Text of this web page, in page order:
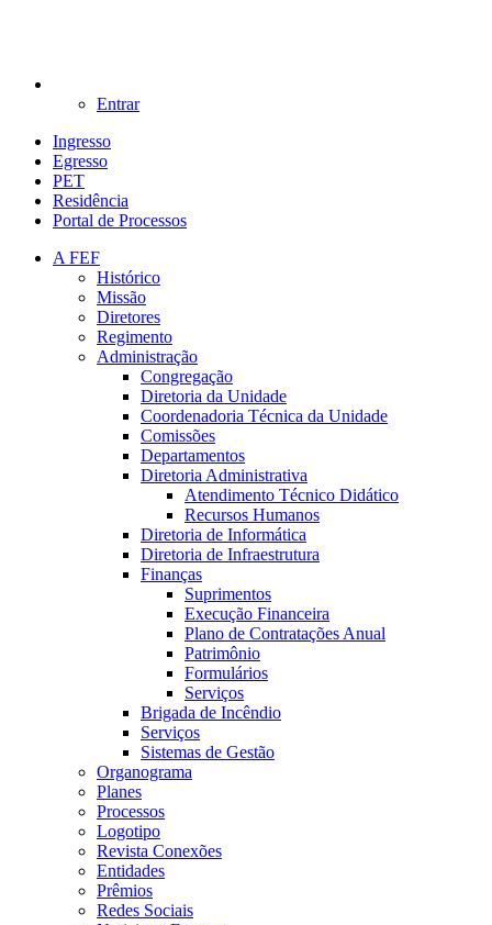
Entrar
Ingresso
Egresso
PET
Residência
Portal de Processos
A FEF
Histórico
Missão
Diretores
Regimento
Administração
Congregação
Diretoria da Unidade
Coordenadoria Técnica da Unidade
Comissões
Departamentos
Diretoria Administrativa
Atendimento Técnico Didático
Recursos Humanos
Diretoria de Informática
Diretoria de Infraestrutura
Finanças
Suprimentos
Execução Financeira
Plano de Contratações Anual
Patrimônio
Formulários
Serviços
Brigada de Incêndio
Serviços
Sistemas de Gestão
Organograma
Planes
Processos
Logotipo
Revista Conexões
Entidades
Prêmios
Redes Sociais